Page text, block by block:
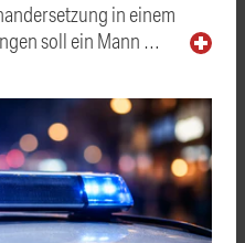
in einem
soll ein Mann …